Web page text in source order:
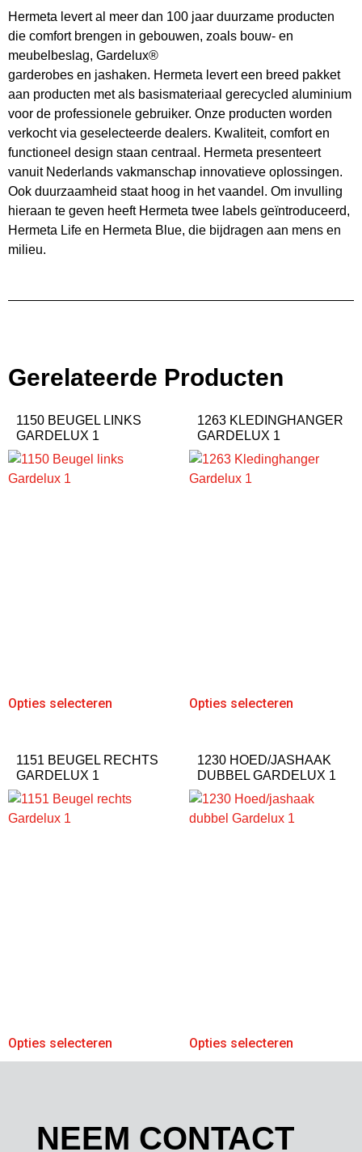
Hermeta levert al meer dan 100 jaar duurzame producten
die comfort brengen in gebouwen, zoals bouw- en
meubelbeslag, Gardelux®
garderobes en jashaken. Hermeta levert een breed pakket
aan producten met als basismateriaal gerecycled aluminium
voor de professionele gebruiker. Onze producten worden
verkocht via geselecteerde dealers. Kwaliteit, comfort en
functioneel design staan centraal. Hermeta presenteert
vanuit Nederlands vakmanschap innovatieve oplossingen.
Ook duurzaamheid staat hoog in het vaandel. Om invulling
hieraan te geven heeft Hermeta twee labels geïntroduceerd,
Hermeta Life en Hermeta Blue, die bijdragen aan mens en
milieu.
Gerelateerde Producten
1150 BEUGEL LINKS
GARDELUX 1
Opties selecteren
1263 KLEDINGHANGER
GARDELUX 1
Opties selecteren
1151 BEUGEL RECHTS
GARDELUX 1
Opties selecteren
1230 HOED/JASHAAK
DUBBEL GARDELUX 1
Opties selecteren
NEEM CONTACT